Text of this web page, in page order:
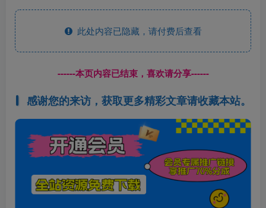
此处内容已隐藏，请付费后查看
------本页内容已结束，喜欢请分享------
感谢您的来访，获取更多精彩文章请收藏本站。